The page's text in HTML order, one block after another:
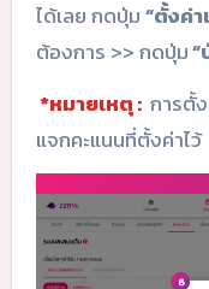
ได้เลย กดปุ่ม“ตั้งค่า
ต้องการ >> กดปุ่ม
*หมายเหตุ : การตั้
แจกคะแนนที่ตั้งค่าไว้